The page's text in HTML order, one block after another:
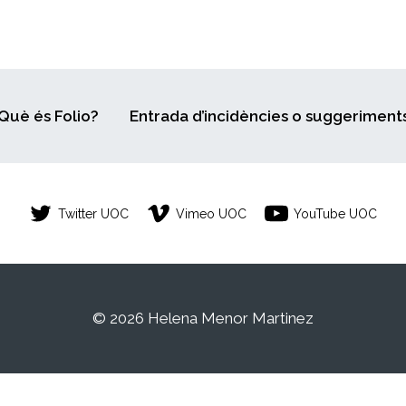
és Folio? Entrada d’incidències o
Twitter UOC Vimeo UOC YouTube UOC
© 2026 Helena Menor Martinez